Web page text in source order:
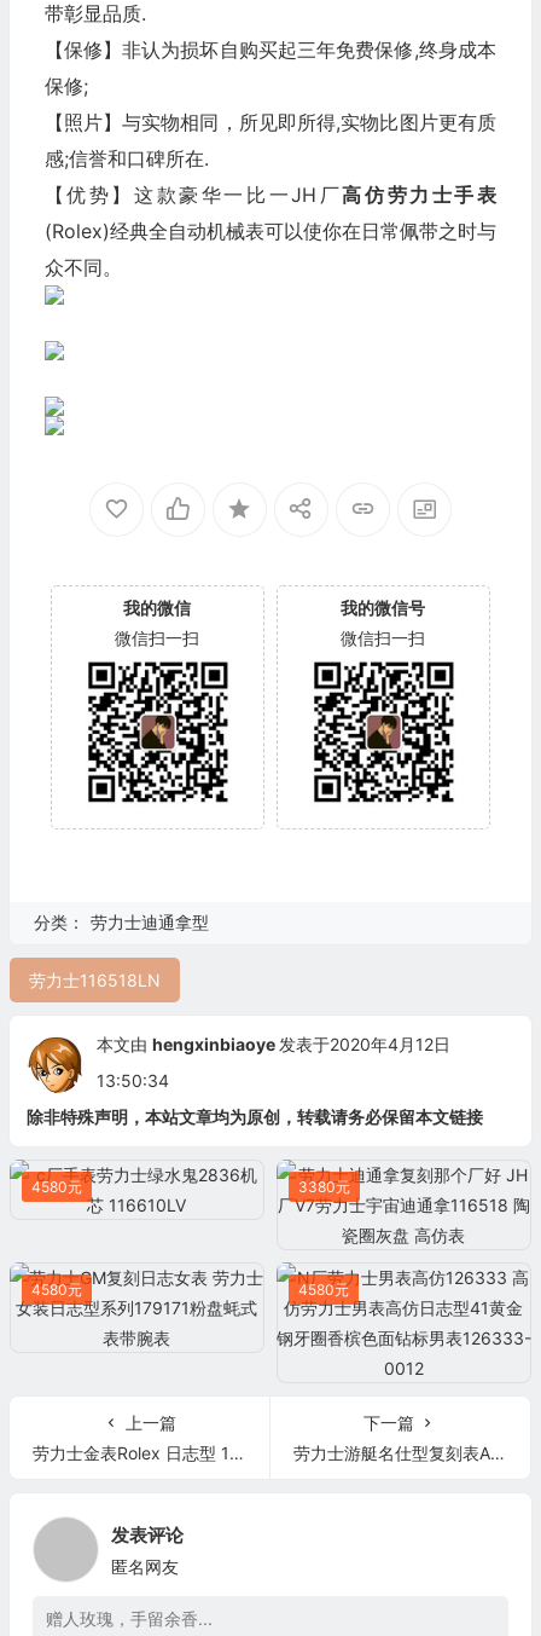
带彰显品质.
【保修】非认为损坏自购买起三年免费保修,终身成本
保修;
【照片】与实物相同，所见即所得,实物比图片更有质
感;信誉和口碑所在.
【优势】这款豪华一比一JH厂高仿劳力士手表
(Rolex)经典全自动机械表可以使你在日常佩带之时与
众不同。
我的微信
微信扫一扫
我的微信号
微信扫一扫
分类： 劳力士迪通拿型
劳力士116518LN
本文由 hengxinbiaoye 发表于2020年4月12日
13:50:34
除非特殊声明，本站文章均为原创，转载请务必保留本文链接
4580元 3380元
4580元 4580元
上一篇
劳力士金表Rolex 日志型 116233银色纪念花纹腕表男士自动机械表
下一篇
劳力士游艇名仕型复刻表AR厂 268622 直径37毫米
发表评论
匿名网友